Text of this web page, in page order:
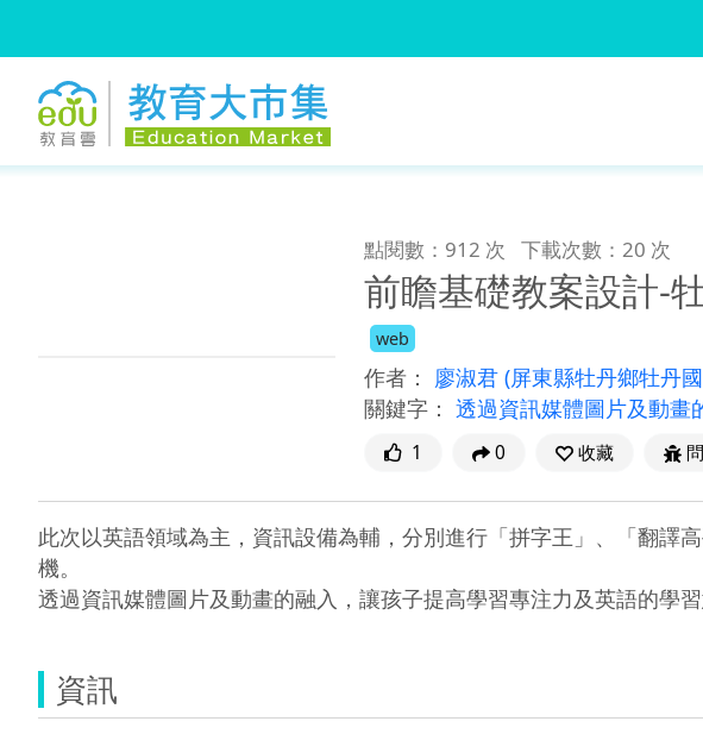
點閱數：912 次 下載次數：20 次
前瞻基礎教案設計-
web
作者： 廖淑君 (屏東縣牡丹鄉牡丹
關鍵字： 透過資訊媒體圖片及動畫
1 0 收藏
此次以英語領域為主，資訊設備為輔，分別進行「拼字王」、「翻譯
機。
資訊